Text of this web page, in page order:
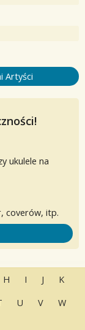
Artyści
ukulele na
coverów, itp.
H I J
K
U V
W